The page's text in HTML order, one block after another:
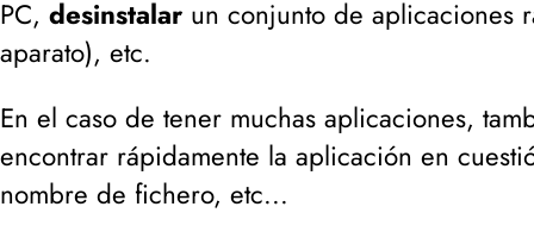
PC, desinstalar un conjunto de aplicaciones
aparato), etc.
En el caso de tener muchas aplicaciones,
encontrar rápidamente la aplicación en
nombre de fichero, etc...